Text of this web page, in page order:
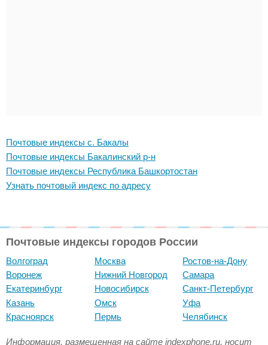
Почтовые индексы с. Бакалы
Почтовые индексы Бакалинский р-н
Почтовые индексы Республика Башкортостан
Узнать почтовый индекс по адресу
Почтовые индексы городов России
Волгоград
Воронеж
Екатеринбург
Казань
Красноярск
Москва
Нижний Новгород
Новосибирск
Омск
Пермь
Ростов-на-Дону
Самара
Санкт-Петербург
Уфа
Челябинск
Информация, размещенная на сайте indexphone.ru, носит